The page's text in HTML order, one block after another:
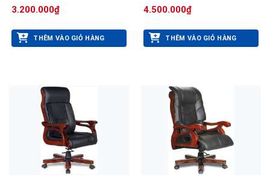
3.200.000₫
THÊM VÀO GIỎ HÀNG
4.500.000₫
THÊM VÀO GIỎ HÀNG